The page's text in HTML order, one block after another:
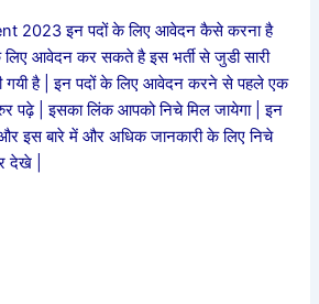
2023 इन पदों के लिए आवेदन कैसे करना है
आवेदन कर सकते है इस भर्ती से जुडी सारी
गयी है | इन पदों के लिए आवेदन करने से पहले एक
पढ़े | इसका लिंक आपको निचे मिल जायेगा | इन
इस बारे में और अधिक जानकारी के लिए निचे
देखे |